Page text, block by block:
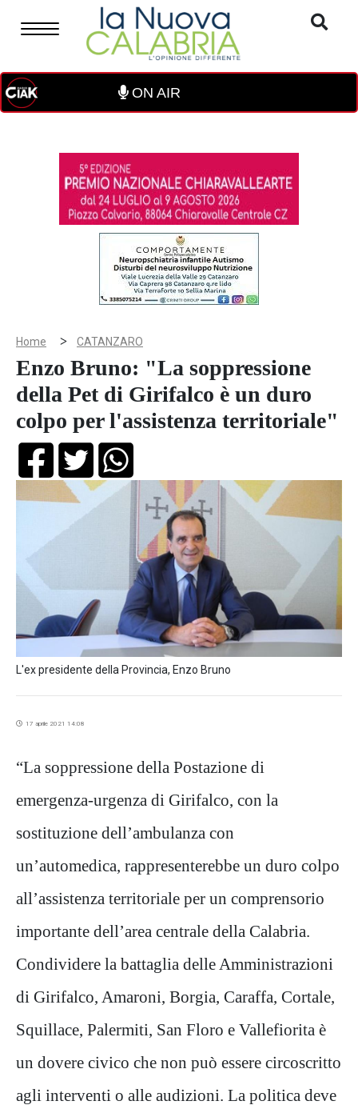
ON AIR
Home > CATANZARO
Enzo Bruno: "La soppressione
della Pet di Girifalco è un duro
colpo per l'assistenza territoriale"
L'ex presidente della Provincia, Enzo Bruno
17 aprile 2021 14:08
“La soppressione della Postazione di
emergenza-urgenza di Girifalco, con la
sostituzione dell’ambulanza con
un’automedica, rappresenterebbe un duro colpo
all’assistenza territoriale per un comprensorio
importante dell’area centrale della Calabria.
Condividere la battaglia delle Amministrazioni
di Girifalco, Amaroni, Borgia, Caraffa, Cortale,
Squillace, Palermiti, San Floro e Vallefiorita è
un dovere civico che non può essere circoscritto
agli interventi o alle audizioni. La politica deve